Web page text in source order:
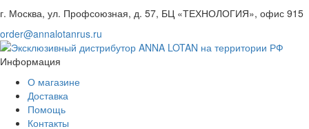
г. Москва, ул. Профсоюзная, д. 57, БЦ «ТЕХНОЛОГИЯ», офис 915
order@annalotanrus.ru
Информация
О магазине
Доставка
Помощь
Контакты